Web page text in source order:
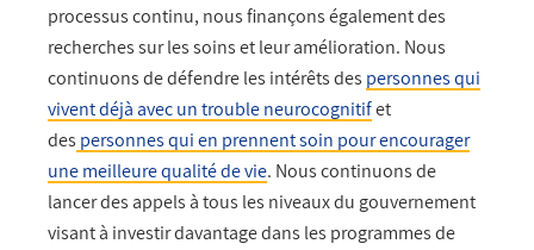
processus continu, nous finançons également des
recherches sur les soins et leur amélioration. Nous
continuons de défendre les intérêts des personnes qui
vivent déjà avec un trouble neurocognitifet
des personnes qui en prennent soin pour encourager
une meilleure qualité de vie. Nous continuons de
lancer des appels à tous les niveaux du gouvernement
visant à investir davantage dans les programmes de